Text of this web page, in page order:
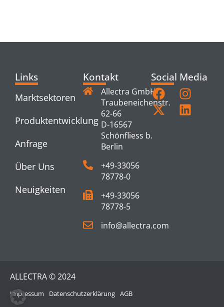
Links
Marktsektoren
Produktentwicklung
Anfrage
Über Uns
Neuigkeiten
Kontakt
Allectra GmbH
Traubeneichenstr.
62-66
D-16567
Schönfliess b.
Berlin
+49-33056
78778-0
+49-33056
78778-5
info@allectra.com
Social Media
ALLECTRA © 2024
Impressum Datenschutzerklärung AGB